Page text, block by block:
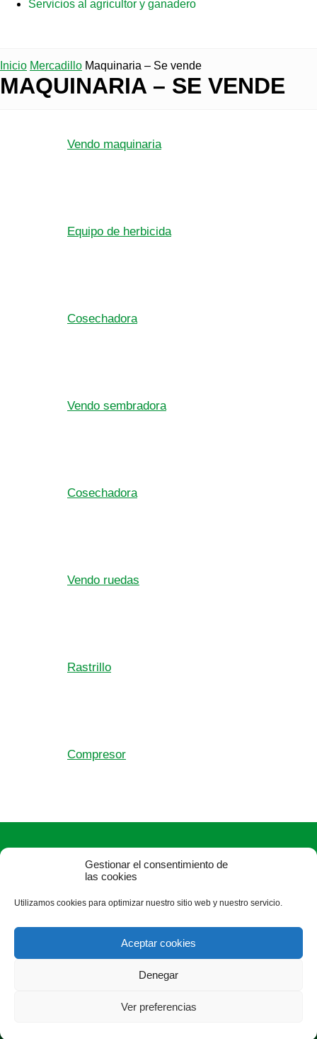
Gestionar el consentimiento de
las cookies
Utilizamos cookies para optimizar nuestro sitio web y nuestro servicio.
Aceptar cookies
Denegar
Ver preferencias
Servicios al agricultor y ganadero
Inicio Mercadillo Maquinaria – Se vende
MAQUINARIA – SE VENDE
Vendo maquinaria
Equipo de herbicida
Cosechadora
Vendo sembradora
Cosechadora
Vendo ruedas
Rastrillo
Compresor
ASAJA Burgos - Jóvenes Agricultores
Avda. Castilla y León, 32, bajo - 09006 Burgos - España · Tel.:
+34 947 244 247 ·info@asajaburgos.com